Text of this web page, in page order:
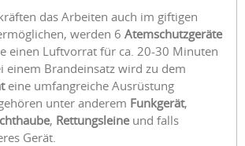
das Arbeiten auch im giftigen
werden 6 Atemschutzgeräte
einen Luftvorrat für ca. 20-30 Minuten
einem Brandeinsatz wird zu dem
eine umfangreiche Ausrüstung
unter anderem Funkgerät,
, Rettungsleineund falls
Gerät.